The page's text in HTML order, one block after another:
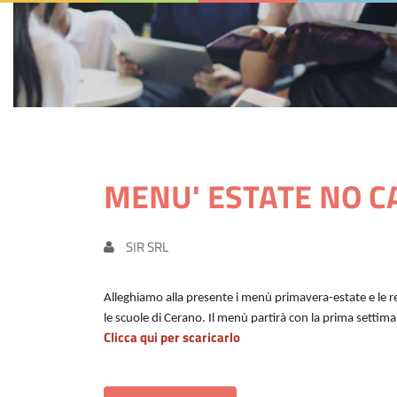
MENU' ESTATE NO
SIR SRL
Alleghiamo alla presente i menù primavera-estate e
le scuole di Cerano. Il menù partirà con la prima
Clicca qui per scaricarlo